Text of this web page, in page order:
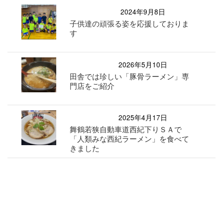
2024年9月8日
子供達の頑張る姿を応援しておりま
す
2026年5月10日
田舎では珍しい「豚骨ラーメン」専
門店をご紹介
2025年4月17日
舞鶴若狭自動車道西紀下りＳＡで
「人類みな西紀ラーメン」を食べて
きました